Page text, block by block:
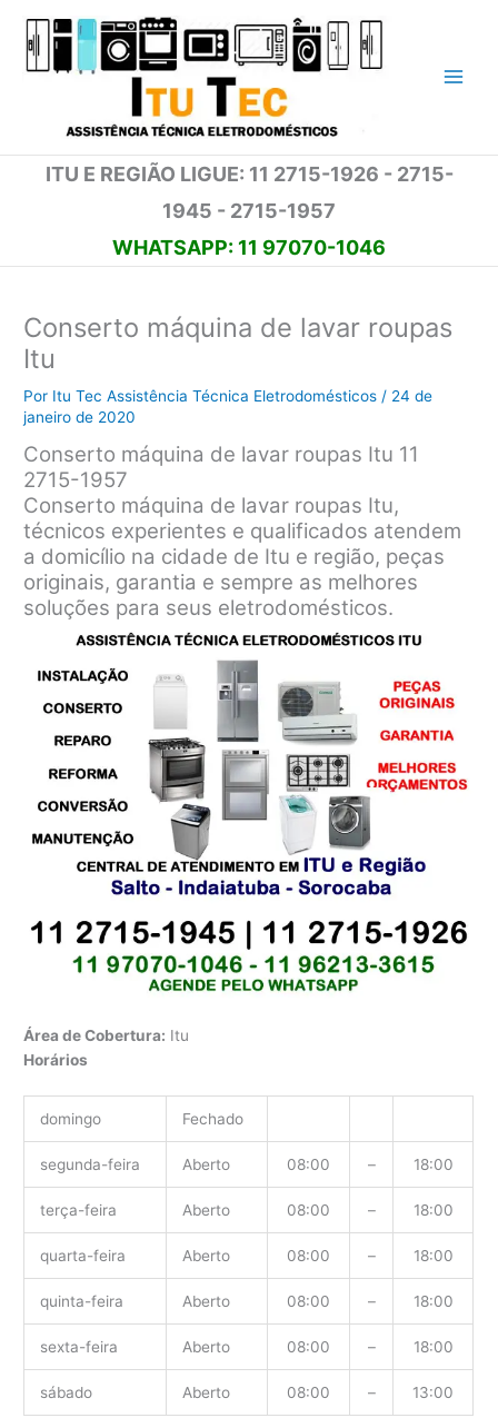
para
ITU E REGIÃO LIGUE: 11 2715-1926 - 2715-
1945 - 2715-1957
WHATSAPP: 11 97070-1046
Conserto máquina de lavar roupas
Itu
Por Itu Tec Assistência Técnica Eletrodomésticos / 24 de
janeiro de 2020
Conserto máquina de lavar roupas Itu 11
2715-1957
Conserto máquina de lavar roupas Itu,
técnicos experientes e qualificados atendem
a domicílio na cidade de Itu e região, peças
originais, garantia e sempre as melhores
soluções para seus eletrodomésticos.
Área de Cobertura: Itu
Horários
domingo Fechado
segunda-feira Aberto 08:00 – 18:00
terça-feira Aberto 08:00 – 18:00
quarta-feira Aberto 08:00 – 18:00
quinta-feira Aberto 08:00 – 18:00
sexta-feira Aberto 08:00 – 18:00
sábado Aberto 08:00 – 13:00